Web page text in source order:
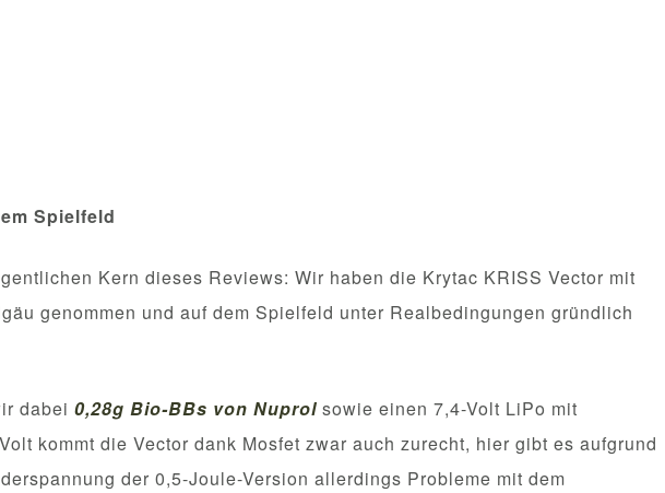
Spielfeld
Kern dieses Reviews: Wir haben die Krytac KRISS Vector mit
genommen und auf dem Spielfeld unter Realbedingungen gründlich
dabei 0,28g Bio-BBs von Nuprol sowie einen 7,4-Volt LiPo mit
kommt die Vector dank Mosfet zwar auch zurecht, hier gibt es aufgrund
der 0,5-Joule-Version allerdings Probleme mit dem